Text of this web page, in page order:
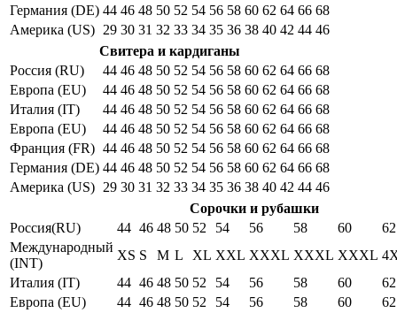
Германия (DE) 44 46 48 50 52 54 56 58 60 62 64 66 68
Америка (US) 29 30 31 32 33 34 35 36 38 40 42 44 46
Свитера и кардиганы
Россия (RU)
44 46 48 50 52 54 56 58 60 62 64 66 68
Европа (EU)
44 46 48 50 52 54 56 58 60 62 64 66 68
Италия (IT)
44 46 48 50 52 54 56 58 60 62 64 66 68
Европа (EU)
44 46 48 50 52 54 56 58 60 62 64 66 68
Франция (FR) 44 46 48 50 52 54 56 58 60 62 64 66 68
Германия (DE) 44 46 48 50 52 54 56 58 60 62 64 66 68
Америка (US) 29 30 31 32 33 34 35 36 38 40 42 44 46
Сорочки и рубашки
Россия(RU)
44 46 48 50 52 54 56 58 60
62
Международный
(INT)
XS S M L XL XXL XXXL XXXL XXXL
Италия (IT)
44 46 48 50 52 54 56 58 60
62
Европа (EU)
44 46 48 50 52 54 56 58 60
62